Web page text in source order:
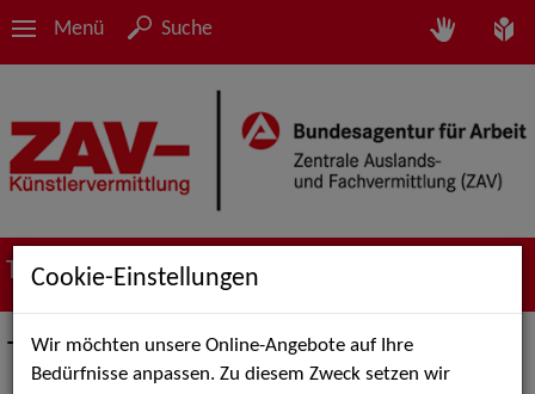
Menü Suche
Termine
Termine
Cookie-Einstellungen
Wir möchten unsere Online-Angebote auf Ihre
Bedürfnisse anpassen. Zu diesem Zweck setzen wir